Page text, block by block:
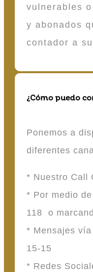
vulnerables
y abonados
contador a
¿Cómo puedo
Ponemos a
diferentes
* Nuestro Call
* Por medio
118 o
* Mensajes
15-15
* Redes